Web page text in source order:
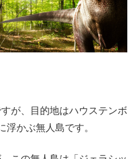
が、目的地はハウステンボ
浮かぶ無人島です。